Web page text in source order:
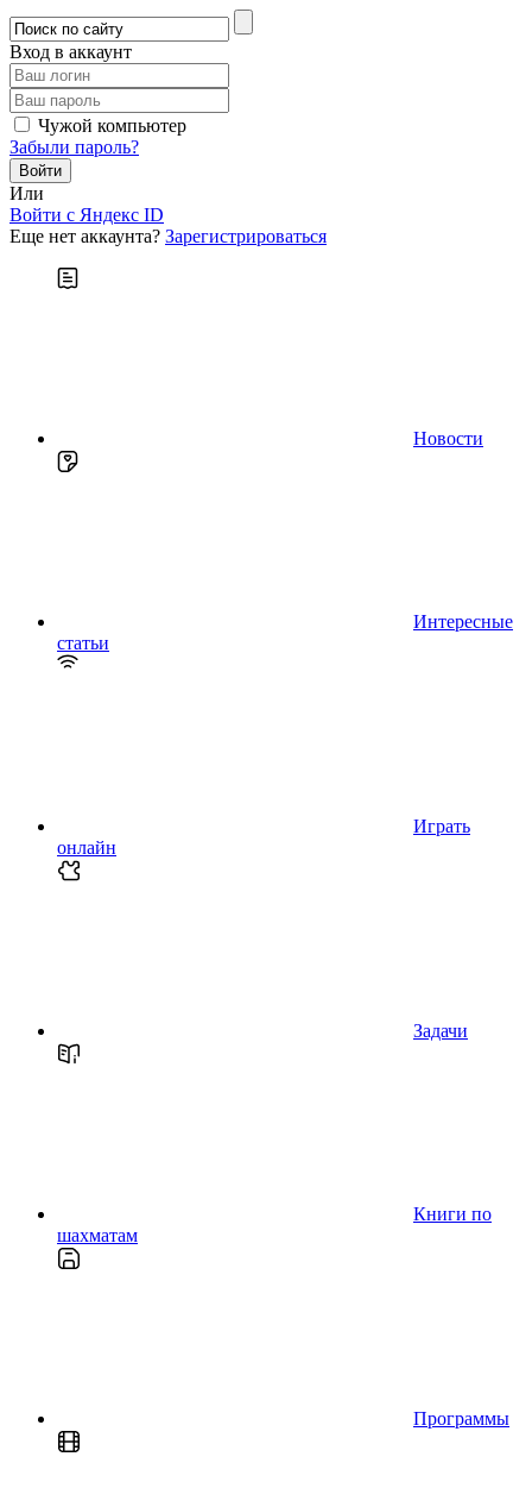
Вход в аккаунт
Чужой компьютер
Забыли пароль?
Или
Войти c Яндекс ID
Еще нет аккаунта? Зарегистрироваться
Новости
Интересные
статьи
Играть
онлайн
Задачи
Книги по
шахматам
Программы